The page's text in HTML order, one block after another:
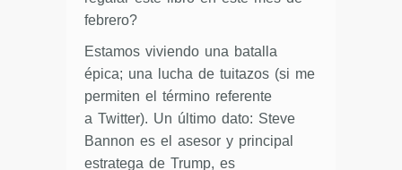
febrero?
Estamos viviendo una batalla
épica; una lucha de tuitazos (si me
permiten el término referente
a Twitter). Un último dato: Steve
Bannon es el asesor y principal
estratega de Trump, es